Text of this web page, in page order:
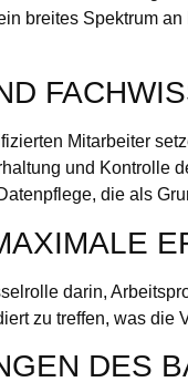
breites Spektrum
Mitarbeiter
und Kontrolle
die als
darin,
zu treffen, was
DES